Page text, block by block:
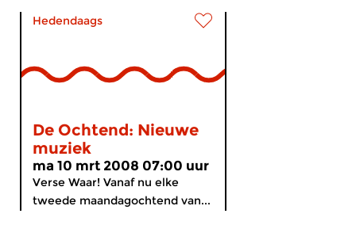
Hedendaags
De Ochtend: Nieuwe
muziek
ma 10 mrt 2008 07:00 uur
Verse Waar! Vanaf nu elke
tweede maandagochtend van...